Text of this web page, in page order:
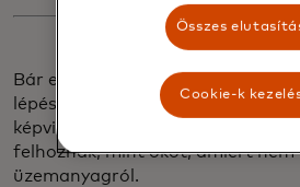
Bár elszigetelten csak egy kis
lépés időt adott az utamhoz, és
képviseli, amelyet az EV-
felhoznak, mint okot, amiért nem
üzemanyagról.
Összes
Cookie-k